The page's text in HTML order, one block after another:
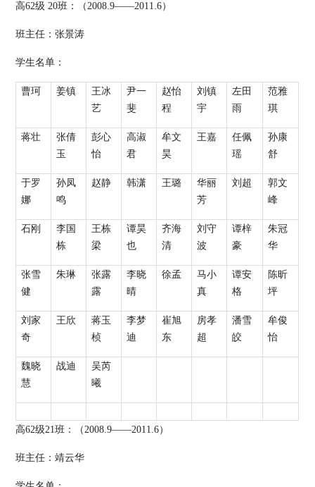
高62级20班：（2008.9——2011.6）
班主任：张景涛
学生名单：
曹珂 姜镇
王冰
艺
尹一
斐
赵怡
程
刘镇
宇
左田
雨
范雅
琪
蒋壮
张倩
玉
彭心
怡
高淑
君
牟文
昊
王嘉
任佩
瑶
孙康
舒
于罗
娜
孙凤
鸣
赵静 韩潇 王璐
华丽
芳
刘超
郭文
峰
石刚
李国
栋
王栋
梁
谭昊
也
齐海
清
刘守
波
谭梓
豪
朱冠
华
张雪
健
朱琳
张露
露
李晓
晴
徐孟
马小
真
谭安
格
陈昕
坪
刘家
奇
王欣
蒋玉
桢
李梦
迪
崔旭
东
房孝
超
潘雪
皎
牟俊
怡
魏晓
慧
战迪
吴芮
曦
高62级21班：（2008.9——2011.6）
班主任：靖云华